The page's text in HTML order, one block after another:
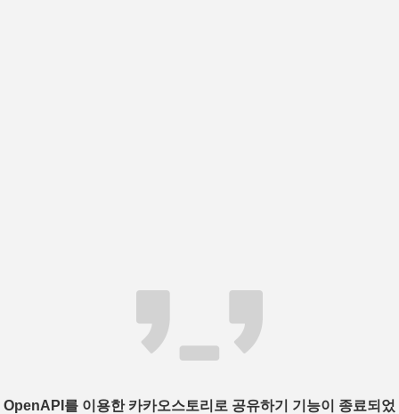
OpenAPI를 이용한 카카오스토리로 공유하기 기능이 종료되었